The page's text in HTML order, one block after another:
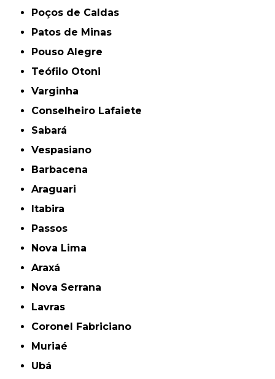
Poços de Caldas
Patos de Minas
Pouso Alegre
Teófilo Otoni
Varginha
Conselheiro Lafaiete
Sabará
Vespasiano
Barbacena
Araguari
Itabira
Passos
Nova Lima
Araxá
Nova Serrana
Lavras
Coronel Fabriciano
Muriaé
Ubá